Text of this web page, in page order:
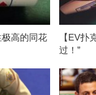
极高的同花
【EV扑
过！”